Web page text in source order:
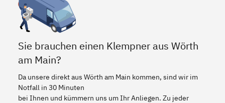
Sie brauchen einen Klempner aus Wörth
am Main?
Da unsere direkt aus Wörth am Main kommen, sind wir im
Notfall in 30 Minuten
bei Ihnen und kümmern uns um Ihr Anliegen. Zu jeder